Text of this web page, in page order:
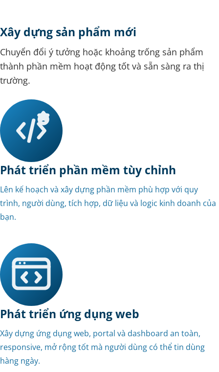
Xây dựng sản phẩm mới
Chuyển đổi ý tưởng hoặc khoảng trống sản phẩm
thành phần mềm hoạt động tốt và sẵn sàng ra thị
trường.
Phát triển phần mềm tùy chỉnh
Lên kế hoạch và xây dựng phần mềm phù hợp với quy
trình, người dùng, tích hợp, dữ liệu và logic kinh doanh của
bạn.
Phát triển ứng dụng web
Xây dựng ứng dụng web, portal và dashboard an toàn,
responsive, mở rộng tốt mà người dùng có thể tin dùng
hàng ngày.